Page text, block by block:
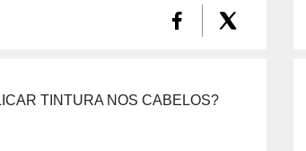
TINTURA NOS CABELOS?